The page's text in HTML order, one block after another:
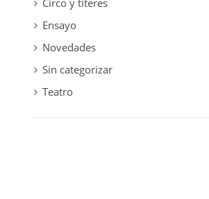
Circo y títeres
Ensayo
Novedades
Sin categorizar
Teatro